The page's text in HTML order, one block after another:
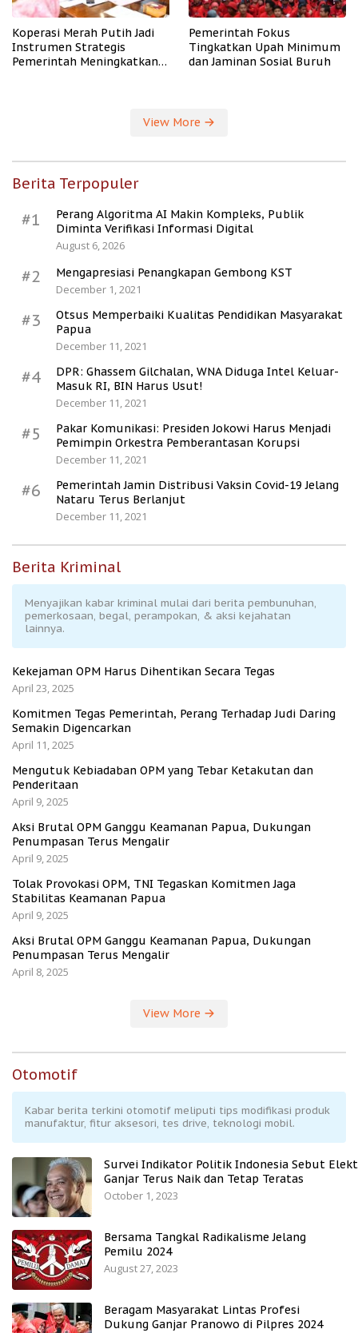
Koperasi Merah Putih Jadi
Instrumen Strategis
Pemerintah Meningkatkan
Pemerintah Fokus
Tingkatkan Upah Minimum
dan Jaminan Sosial Buruh
View More
Berita Terpopuler
#1
Perang Algoritma AI Makin Kompleks, Publik
Diminta Verifikasi Informasi Digital
August 6, 2026
#2
Mengapresiasi Penangkapan Gembong KST
December 1, 2021
#3
Otsus Memperbaiki Kualitas Pendidikan Masyarakat
Papua
December 11, 2021
#4
DPR: Ghassem Gilchalan, WNA Diduga Intel Keluar-
Masuk RI, BIN Harus Usut!
December 11, 2021
#5
Pakar Komunikasi: Presiden Jokowi Harus Menjadi
Pemimpin Orkestra Pemberantasan Korupsi
December 11, 2021
#6
Pemerintah Jamin Distribusi Vaksin Covid-19 Jelang
Nataru Terus Berlanjut
December 11, 2021
Berita Kriminal
Menyajikan kabar kriminal mulai dari berita pembunuhan,
pemerkosaan, begal, perampokan, & aksi kejahatan
lainnya.
Kekejaman OPM Harus Dihentikan Secara Tegas
April 23, 2025
Komitmen Tegas Pemerintah, Perang Terhadap Judi Daring
Semakin Digencarkan
April 11, 2025
Mengutuk Kebiadaban OPM yang Tebar Ketakutan dan
Penderitaan
April 9, 2025
Aksi Brutal OPM Ganggu Keamanan Papua, Dukungan
Penumpasan Terus Mengalir
April 9, 2025
Tolak Provokasi OPM, TNI Tegaskan Komitmen Jaga
Stabilitas Keamanan Papua
April 9, 2025
Aksi Brutal OPM Ganggu Keamanan Papua, Dukungan
Penumpasan Terus Mengalir
April 8, 2025
View More
Otomotif
Kabar berita terkini otomotif meliputi tips modifikasi produk
manufaktur, fitur aksesori, tes drive, teknologi mobil.
Survei Indikator Politik Indonesia Sebut
Ganjar Terus Naik dan Tetap Teratas
October 1, 2023
Bersama Tangkal Radikalisme Jelang
Pemilu 2024
August 27, 2023
Beragam Masyarakat Lintas Profesi
Dukung Ganjar Pranowo di Pilpres 2024